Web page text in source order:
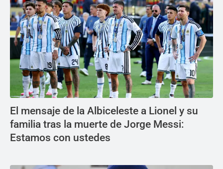
El mensaje de la Albiceleste a Lionel y su
familia tras la muerte de Jorge Messi:
Estamos con ustedes